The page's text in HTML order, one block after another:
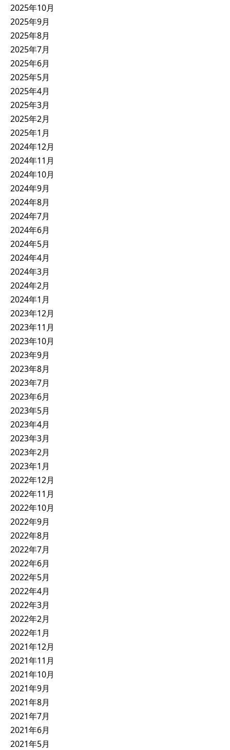
2025年10月
2025年9月
2025年8月
2025年7月
2025年6月
2025年5月
2025年4月
2025年3月
2025年2月
2025年1月
2024年12月
2024年11月
2024年10月
2024年9月
2024年8月
2024年7月
2024年6月
2024年5月
2024年4月
2024年3月
2024年2月
2024年1月
2023年12月
2023年11月
2023年10月
2023年9月
2023年8月
2023年7月
2023年6月
2023年5月
2023年4月
2023年3月
2023年2月
2023年1月
2022年12月
2022年11月
2022年10月
2022年9月
2022年8月
2022年7月
2022年6月
2022年5月
2022年4月
2022年3月
2022年2月
2022年1月
2021年12月
2021年11月
2021年10月
2021年9月
2021年8月
2021年7月
2021年6月
2021年5月